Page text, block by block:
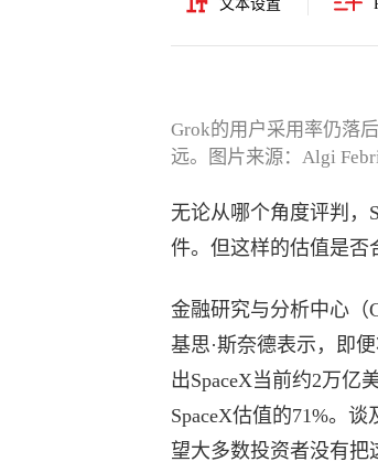
文本设置
Grok的用户采用率仍落
远。图片来源：Algi
无论从哪个角度评判，
件。但这样的估值是否
金融研究与分析中心（
基思·斯奈德表示，即
出SpaceX当前约2万亿
SpaceX估值的71%。
望大多数投资者没有把